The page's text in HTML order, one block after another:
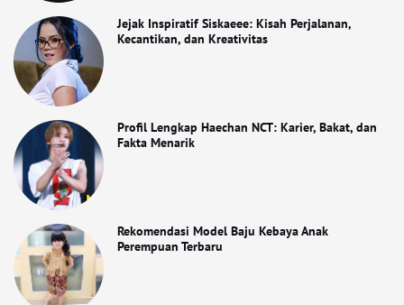
Jejak Inspiratif Siskaeee: Kisah Perjalanan,
Kecantikan, dan Kreativitas
Profil Lengkap Haechan NCT: Karier, Bakat, dan
Fakta Menarik
Rekomendasi Model Baju Kebaya Anak
Perempuan Terbaru